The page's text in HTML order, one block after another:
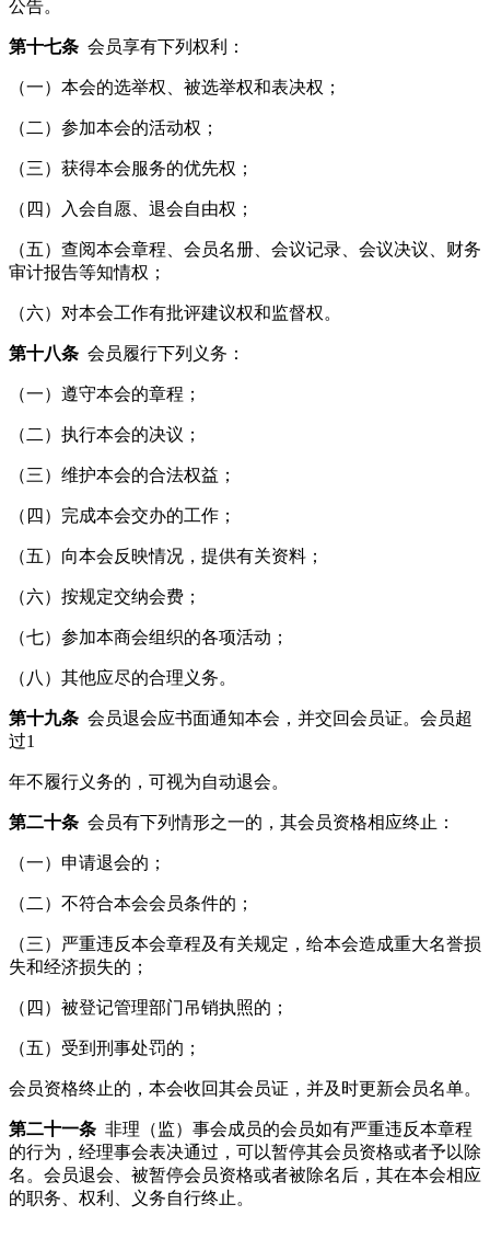
公告。
第十七条 会员享有下列权利：
（一）本会的选举权、被选举权和表决权；
（二）参加本会的活动权；
（三）获得本会服务的优先权；
（四）入会自愿、退会自由权；
（五）查阅本会章程、会员名册、会议记录、会议决议、财务
审计报告等知情权；
（六）对本会工作有批评建议权和监督权。
第十八条 会员履行下列义务：
（一）遵守本会的章程；
（二）执行本会的决议；
（三）维护本会的合法权益；
（四）完成本会交办的工作；
（五）向本会反映情况，提供有关资料；
（六）按规定交纳会费；
（七）参加本商会组织的各项活动；
（八）其他应尽的合理义务。
第十九条 会员退会应书面通知本会，并交回会员证。会员超
过1
年不履行义务的，可视为自动退会。
第二十条 会员有下列情形之一的，其会员资格相应终止：
（一）申请退会的；
（二）不符合本会会员条件的；
（三）严重违反本会章程及有关规定，给本会造成重大名誉损
失和经济损失的；
（四）被登记管理部门吊销执照的；
（五）受到刑事处罚的；
会员资格终止的，本会收回其会员证，并及时更新会员名单。
第二十一条 非理（监）事会成员的会员如有严重违反本章程
的行为，经理事会表决通过，可以暂停其会员资格或者予以除
名。会员退会、被暂停会员资格或者被除名后，其在本会相应
的职务、权利、义务自行终止。